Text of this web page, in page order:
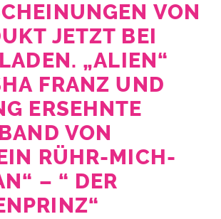
VON
JETZT BEI
„ALIEN“
FRANZ UND
ERSEHNTE
VON
RÜHR-MICH-
– “ DER